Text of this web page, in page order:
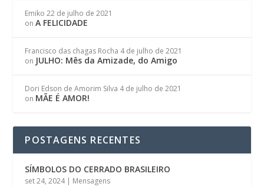
Emiko 22 de julho de 2021
onA FELICIDADE
Francisco das chagas Rocha 4 de julho de 2021
on JULHO: Mês da Amizade, do Amigo
Dori Edson de Amorim Silva 4 de julho de 2021
on MÃE É AMOR!
POSTAGENS RECENTES
SÍMBOLOS DO CERRADO BRASILEIRO
set 24, 2024| Mensagens